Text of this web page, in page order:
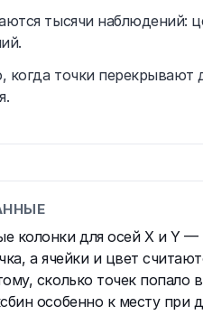
тысячи наблюдений:
когда точки перекрывают
колонки для осей X и Y —
а ячейки и цвет
сколько точек попало
особенно к месту при